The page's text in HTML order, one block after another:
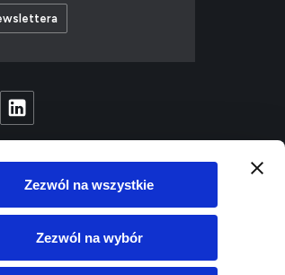
Zezwól na wszystkie
Zezwól na wybór